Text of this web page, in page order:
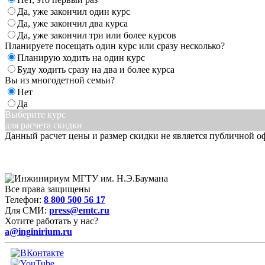
Да, уже закончил один курс
Да, уже закончил два курса
Да, уже закончил три или более курсов
Планируете посещать один курс или сразу несколько?
Планирую ходить на один курс
Буду ходить сразу на два и более курса
Вы из многодетной семьи?
Нет
Да
Выберите курс
для расчета скидки
Данный расчет цены и размер скидки не является публичной
Все права защищены
Телефон: 8 800 500 56 17
Для СМИ: press@emtc.ru
Хотите работать у нас?
a@inginirium.ru